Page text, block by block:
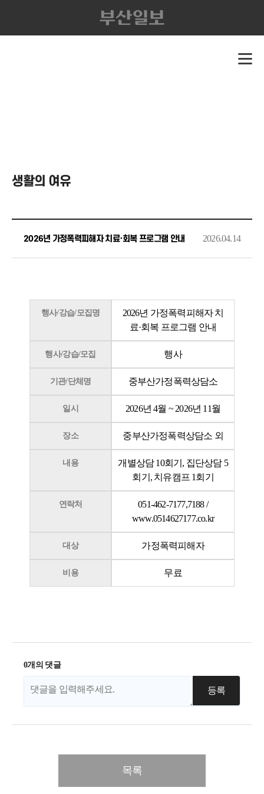
생활의 여유
2026년 가정폭력피해자 치료·회복 프로그램 안내 2026.04.14
행사/강습/모집명
2026년 가정폭력피해자 치
료·회복 프로그램 안내
행사/강습/모집 행사
기관/단체명 중부산가정폭력상담소
일시 2026년 4월 ~ 2026년 11월
장소 중부산가정폭력상담소 외
내용
개별상담 10회기, 집단상담 5
회기, 치유캠프 1회기
연락처
051-462-7177,7188 /
www.0514627177.co.kr
대상 가정폭력피해자
비용 무료
0개의 댓글
목록